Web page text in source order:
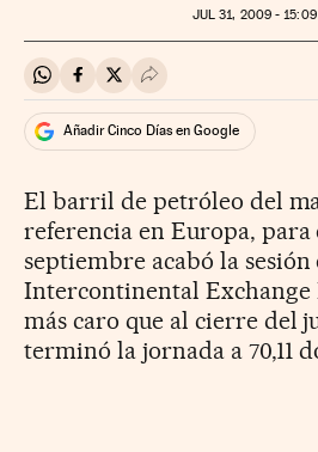
JUL 31, 2009 - 15:09
Compartir en Whatsapp
Compartir en Facebook
Compartir en Twitter
Desplegar Redes
Añadir Cinco Días en Google
El barril de petróleo del
referencia en Europa, para
septiembre acabó la sesión
Intercontinental Exchange
más caro que al cierre del
terminó la jornada a 70,11